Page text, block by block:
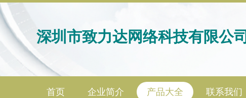
深圳市致力达网络科技有限公司
首页 企业简介 产品大全 联系我们